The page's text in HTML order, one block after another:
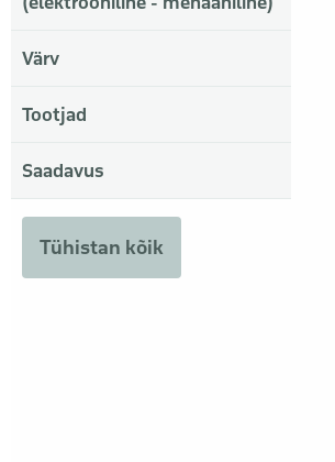
Värv
Tootjad
Saadavus
Tühistan kõik